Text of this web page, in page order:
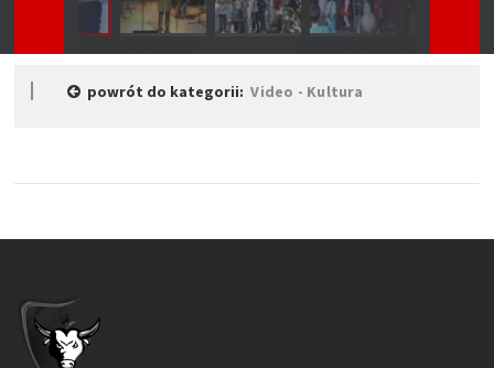
powrót do kategorii:Video - Kultura